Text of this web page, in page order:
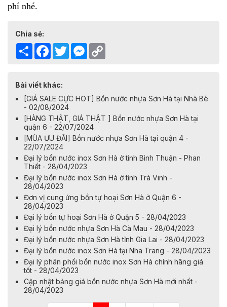
phí nhé.
Chia sẻ:
Share Facebook
TwitterMessenger
Bài viết khác:
[GIÁ SALE CỰC HOT] Bồn nước nhựa Sơn Hà tại Nhà Bè
- 02/08/2024
[HÀNG THẬT, GIÁ THẬT ] Bồn nước nhựa Sơn Hà tại
quận 6 - 22/07/2024
[MÙA ƯU ĐÃI] Bồn nước nhựa Sơn Hà tại quận 4 -
22/07/2024
Đại lý bồn nước inox Sơn Hà ở tỉnh Bình Thuận - Phan
Thiết - 28/04/2023
Đại lý bồn nước inox Sơn Hà ở tỉnh Trà Vinh -
28/04/2023
Đơn vị cung ứng bồn tự hoại Sơn Hà ở Quận 6 -
28/04/2023
Đại lý bồn tự hoại Sơn Hà ở Quận 5 - 28/04/2023
Đại lý bồn nước nhựa Sơn Hà Cà Mau - 28/04/2023
Đại lý bồn nước nhựa Sơn Hà tỉnh Gia Lai - 28/04/2023
Đại lý bồn nước inox Sơn Hà tại Nha Trang - 28/04/2023
Đại lý phân phối bồn nước inox Sơn Hà chính hãng giá
tốt - 28/04/2023
Cập nhật bảng giá bồn nước nhựa Sơn Hà mới nhất -
28/04/2023